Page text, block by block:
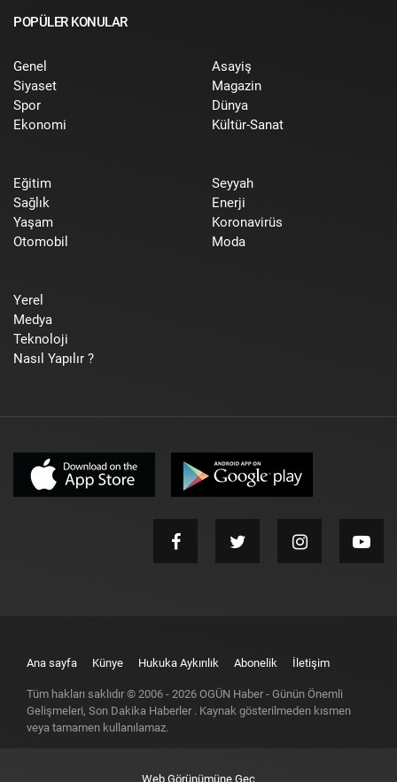
POPÜLER KONULAR
Genel
Siyaset
Spor
Ekonomi
Asayiş
Magazin
Dünya
Kültür-Sanat
Eğitim
Sağlık
Yaşam
Otomobil
Seyyah
Enerji
Koronavirüs
Moda
Yerel
Medya
Teknoloji
Nasıl Yapılır ?
Ana sayfa Künye Hukuka Aykırılık Abonelik İletişim
Tüm hakları saklıdır © 2006 - 2026 OGÜN Haber - Günün Önemli
Gelişmeleri, Son Dakika Haberler . Kaynak gösterilmeden kısmen
veya tamamen kullanılamaz.
Web Görünümüne Geç